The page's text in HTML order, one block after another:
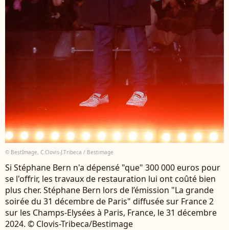
© BestImage, C.Clovis-J.Tribeca / Bestimage
Si Stéphane Bern n'a dépensé "que" 300 000 euros pour
se l'offrir, les travaux de restauration lui ont coûté bien
plus cher. Stéphane Bern lors de l’émission "La grande
soirée du 31 décembre de Paris" diffusée sur France 2
sur les Champs-Elysées à Paris, France, le 31 décembre
2024. © Clovis-Tribeca/Bestimage